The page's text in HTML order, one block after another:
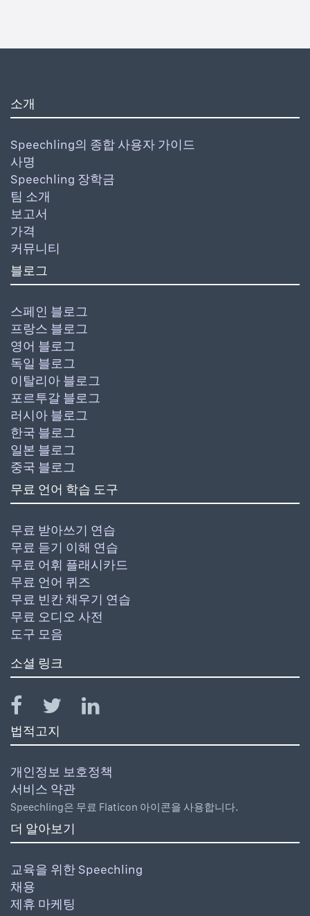
소개
Speechling의 종합 사용자 가이드
사명
Speechling 장학금
팀 소개
보고서
가격
커뮤니티
블로그
스페인 블로그
프랑스 블로그
영어 블로그
독일 블로그
이탈리아 블로그
포르투갈 블로그
러시아 블로그
한국 블로그
일본 블로그
중국 블로그
무료 언어 학습 도구
무료 받아쓰기 연습
무료 듣기 이해 연습
무료 어휘 플래시카드
무료 언어 퀴즈
무료 빈칸 채우기 연습
무료 오디오 사전
도구 모음
소셜 링크
법적고지
개인정보 보호정책
서비스 약관
Speechling은 무료 Flaticon 아이콘을 사용합니다.
더 알아보기
교육을 위한 Speechling
채용
제휴 마케팅